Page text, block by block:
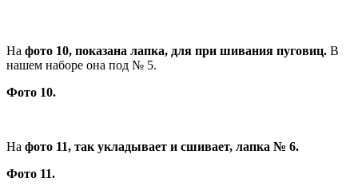
На фото 10, показана лапка, для при шивания пуговиц. В
нашем наборе она под № 5.
Фото 10.
На фото 11, так укладывает и сшивает, лапка № 6.
Фото 11.